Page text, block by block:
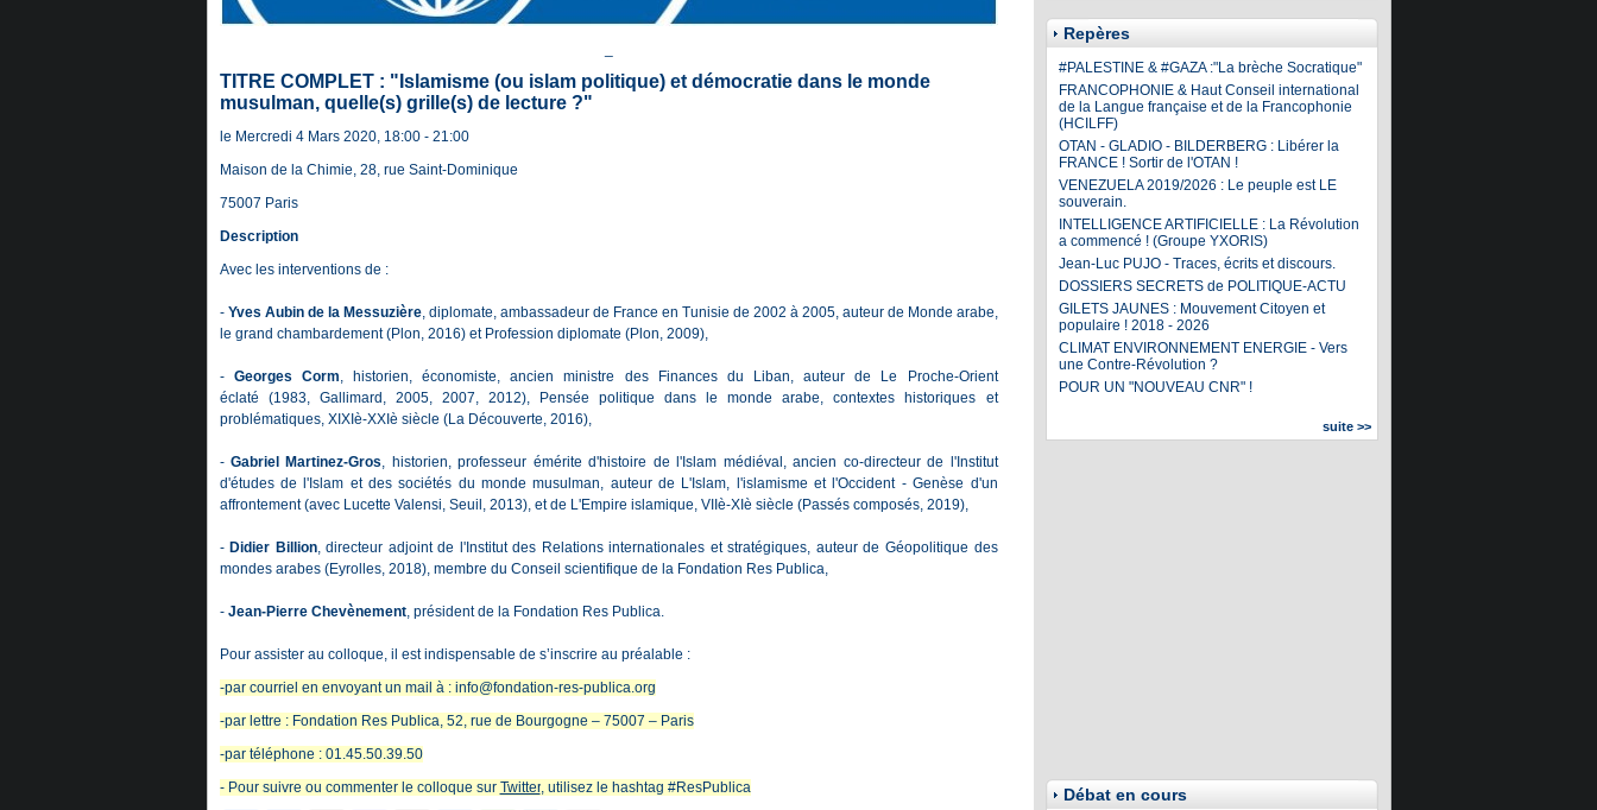
TITRE COMPLET : "Islamisme (ou islam politique) et démocratie dans le monde
musulman, quelle(s) grille(s) de lecture ?"
le Mercredi 4 Mars 2020, 18:00 - 21:00
Maison de la Chimie, 28, rue Saint-Dominique
75007 Paris
Description
Avec les interventions de :
- Yves Aubin de la Messuzière, diplomate, ambassadeur de France en Tunisie de 2002 à 2005, auteur de Monde arabe,
le grand chambardement(Plon, 2016) et Profession diplomate (Plon, 2009),
- Georges Corm, historien, économiste, ancien ministre des Finances du Liban, auteur de
Le Proche-Orient
éclaté (1983, Gallimard, 2005, 2007, 2012),
Pensée politique dans le monde arabe, contextes historiques et
problématiques, XIXIè-XXIè siècle (La Découverte, 2016),
- Gabriel Martinez-Gros, historien, professeur émérite d'histoire de l'Islam médiéval, ancien co-directeur de l'Institut
d'études de l'Islam et des sociétés du monde musulman, auteur de L'Islam, l'islamisme et l'Occident - Genèse d'un
affrontement(avec Lucette Valensi, Seuil, 2013), et de L'Empire islamique, VIIè-XIè siècle (Passés composés, 2019),
- Didier Billion, directeur adjoint de l'Institut des Relations internationales et stratégiques, auteur de Géopolitique des
mondes arabes(Eyrolles, 2018), membre du Conseil scientifique de la Fondation Res Publica,
- Jean-Pierre Chevènement, président de la Fondation Res Publica.
Pour assister au colloque, il est indispensable de s’inscrire au préalable :
-par courriel en envoyant un mail à : info@fondation-res-publica.org
-par lettre : Fondation Res Publica, 52, rue de Bourgogne – 75007 – Paris
-par téléphone : 01.45.50.39.50
- Pour suivre ou commenter le colloque sur Twitter, utilisez le hashtag #ResPublica
Repères
#PALESTINE & #GAZA :"La brèche Socratique"
FRANCOPHONIE & Haut Conseil international
de la Langue française et de la Francophonie
(HCILFF)
OTAN - GLADIO - BILDERBERG : Libérer la
FRANCE ! Sortir de l'OTAN !
VENEZUELA 2019/2026 : Le peuple est LE
souverain.
INTELLIGENCE ARTIFICIELLE : La Révolution
a commencé ! (Groupe YXORIS)
Jean-Luc PUJO - Traces, écrits et discours.
DOSSIERS SECRETS de POLITIQUE-ACTU
GILETS JAUNES : Mouvement Citoyen et
populaire ! 2018 - 2026
CLIMAT ENVIRONNEMENT ENERGIE - Vers
une Contre-Révolution ?
POUR UN "NOUVEAU CNR" !
suite >>
Débat en cours